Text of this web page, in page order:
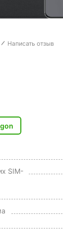
Написать отзыв
SIM-